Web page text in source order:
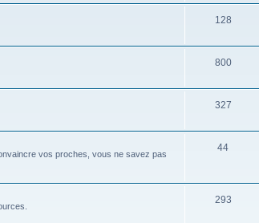
128
800
327
vos proches, vous ne savez pas
44
293